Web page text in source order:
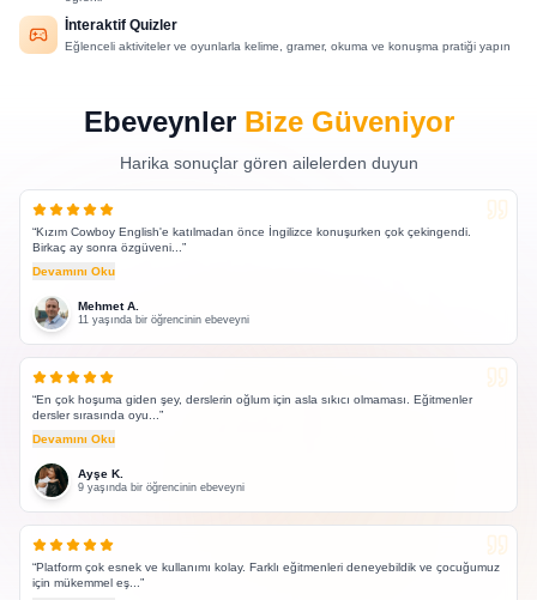
İnteraktif Quizler
Eğlenceli aktiviteler ve oyunlarla kelime, gramer, okuma ve konuşma pratiği yapın
Ebeveynler Bize Güveniyor
Harika sonuçlar gören ailelerden duyun
“Kızım Cowboy English'e katılmadan önce İngilizce konuşurken çok çekingendi.
Birkaç ay sonra özgüveni...”
Devamını Oku
Mehmet A.
11 yaşında bir öğrencinin ebeveyni
“En çok hoşuma giden şey, derslerin oğlum için asla sıkıcı olmaması. Eğitmenler
dersler sırasında oyu...”
Devamını Oku
Ayşe K.
9 yaşında bir öğrencinin ebeveyni
“Platform çok esnek ve kullanımı kolay. Farklı eğitmenleri deneyebildik ve çocuğumuz
için mükemmel eş...”